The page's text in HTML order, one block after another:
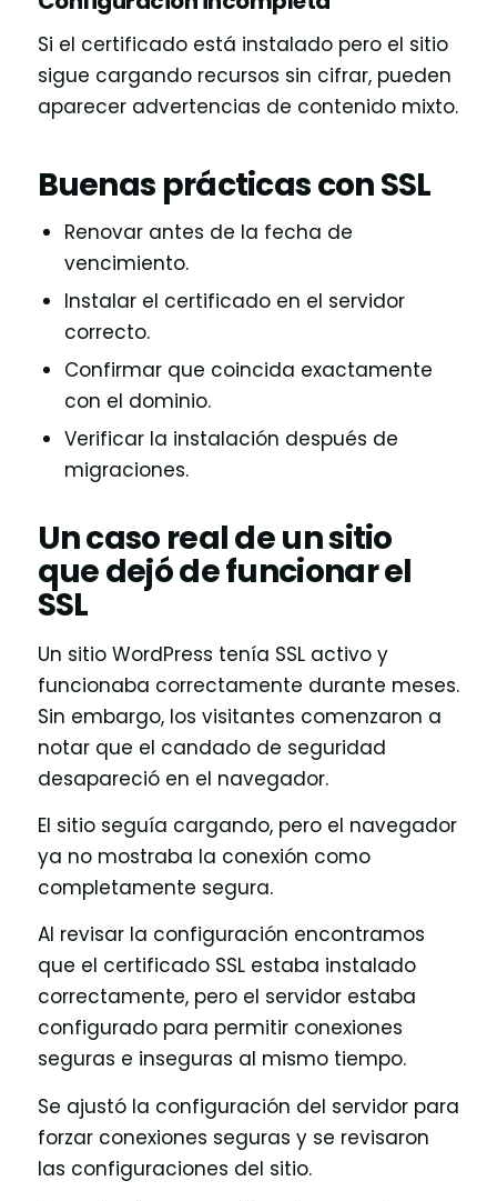
Si el certificado está instalado pero el sitio
sigue cargando recursos sin cifrar, pueden
aparecer advertencias de contenido mixto.
Buenas prácticas con SSL
Renovar antes de la fecha de
vencimiento.
Instalar el certificado en el servidor
correcto.
Confirmar que coincida exactamente
con el dominio.
Verificar la instalación después de
migraciones.
Un caso real de un sitio
que dejó de funcionar el
SSL
Un sitio WordPress tenía SSL activo y
funcionaba correctamente durante meses.
Sin embargo, los visitantes comenzaron a
notar que el candado de seguridad
desapareció en el navegador.
El sitio seguía cargando, pero el navegador
ya no mostraba la conexión como
completamente segura.
Al revisar la configuración encontramos
que el certificado SSL estaba instalado
correctamente, pero el servidor estaba
configurado para permitir conexiones
seguras e inseguras al mismo tiempo.
Se ajustó la configuración del servidor para
forzar conexiones seguras y se revisaron
las configuraciones del sitio.